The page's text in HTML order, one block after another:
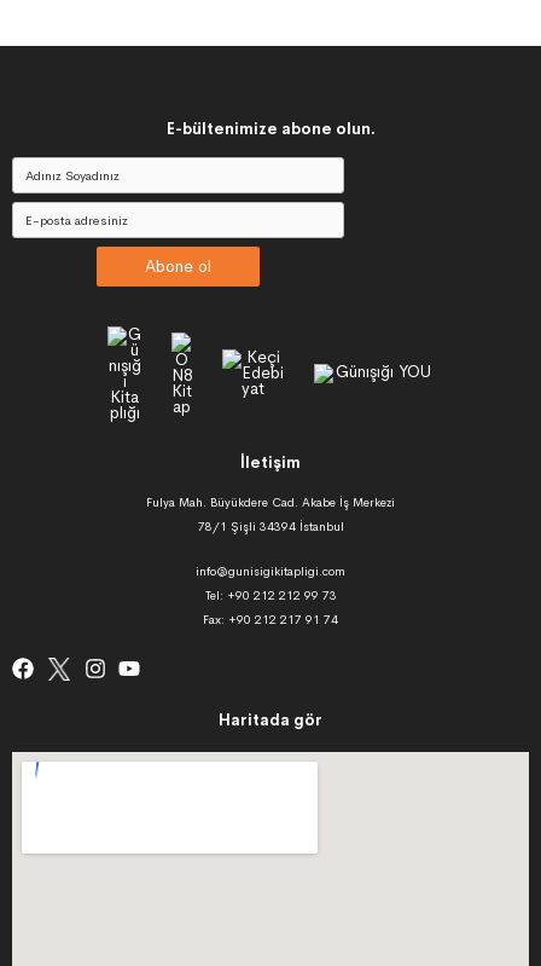
E-bültenimize abone olun.
Abone ol
İletişim
Fulya Mah. Büyükdere Cad. Akabe İş Merkezi
78/1 Şişli 34394 İstanbul
info@gunisigikitapligi.com
Tel: +90 212 212 99 73
Fax: +90 212 217 91 74
Haritada gör